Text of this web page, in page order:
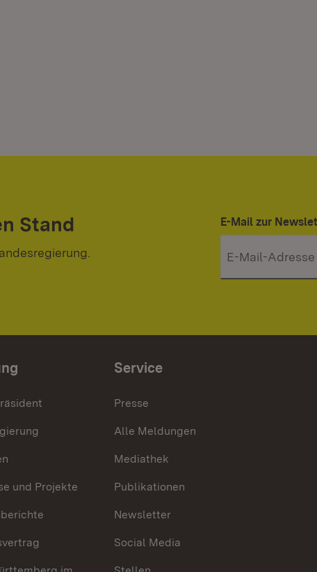
Stand E-Mail zur
und Projekte
Service
Presse
Alle Meldungen
Mediathek
Publikationen
Newsletter
Social Media